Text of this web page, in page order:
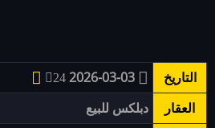
التاريخ 2026-03-03
24
العقار
دبلكس للبيع